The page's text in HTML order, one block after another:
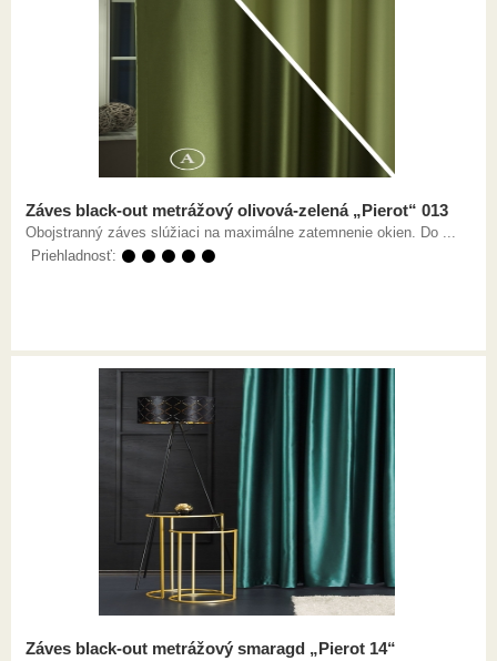
Záves black-out metrážový olivová-zelená „Pierot“ 013
Obojstranný záves slúžiaci na maximálne zatemnenie okien. Do ...
Priehladnosť: ⚫ ⚫ ⚫ ⚫ ⚫
Záves black-out metrážový smaragd „Pierot 14“